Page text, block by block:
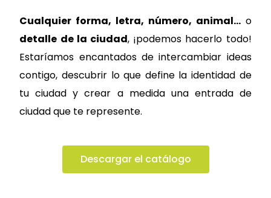
Cualquier forma, letra, número, animal…o
detalle de la ciudad, ¡podemos hacerlo todo!
Estaríamos encantados de intercambiar ideas
contigo, descubrir lo que define la identidad de
tu ciudad y crear a medida una entrada de
ciudad que te represente.
Descargar el catálogo